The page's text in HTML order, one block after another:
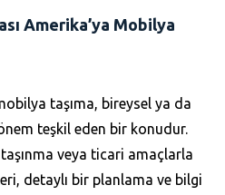
Amerika’ya Mobilya
taşıma, bireysel ya da
teşkil eden bir konudur.
veya ticari amaçlarla
detaylı bir planlama ve bilgi